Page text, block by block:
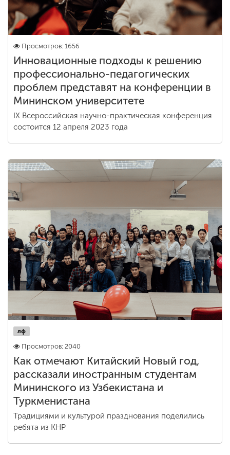
Просмотров: 1656
Инновационные подходы к решению
профессионально-педагогических
проблем представят на конференции в
Мининском университете
IX Всероссийская научно-практическая конференция
состоится 12 апреля 2023 года
лф
Просмотров: 2040
Как отмечают Китайский Новый год,
рассказали иностранным студентам
Мининского из Узбекистана и
Туркменистана
Традициями и культурой празднования поделились
ребята из КНР